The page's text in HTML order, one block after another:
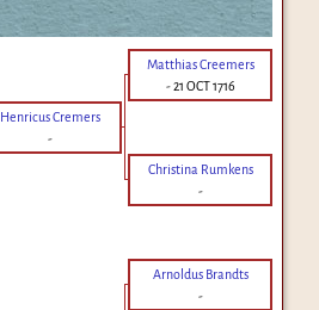
Matthias Creemers
-21 OCT 1716
Henricus Cremers
-
Christina Rumkens
-
Arnoldus Brandts
-